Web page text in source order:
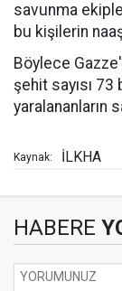
savunma
bu kişilerin
Böylece
şehit sayısı 73
yaralananların
Kaynak: İLKHA
HABERE